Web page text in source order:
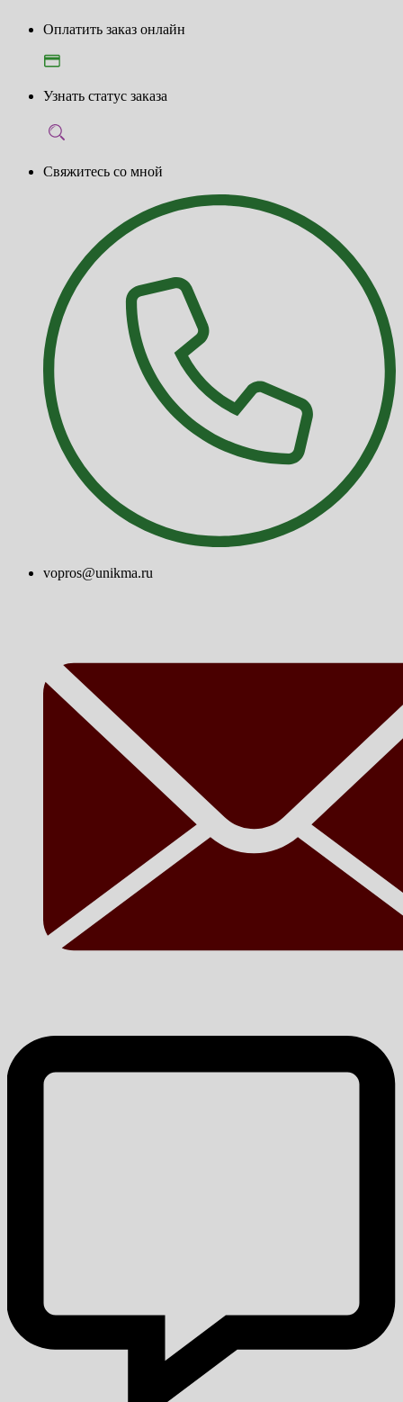
Оплатить заказ онлайн
Узнать статус заказа
Свяжитесь со мной
vopros@unikma.ru